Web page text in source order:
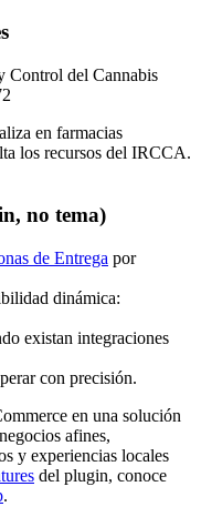
Control del Cannabis
en farmacias
los recursos del IRCCA.
no tema)
de Entrega por
dinámica:
existan integraciones
con precisión.
en una solución
afines,
y experiencias locales
del plugin, conoce
.